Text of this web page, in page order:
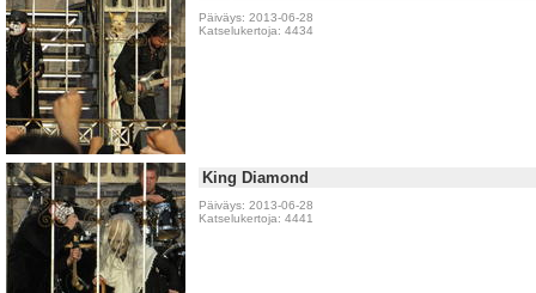
Päiväys: 2013-06-28
Katselukertoja: 4434
King Diamond
Päiväys: 2013-06-28
Katselukertoja: 4441